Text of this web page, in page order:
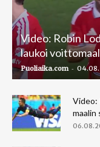
Video: Robin
laukoi
Puoliaika.com -
Video:
maalin